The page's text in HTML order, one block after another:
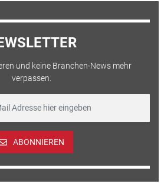
und keine Branchen-News mehr
verpassen.
ABONNIEREN